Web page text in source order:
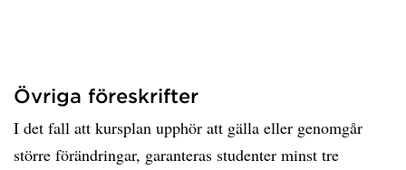
Övriga föreskrifter
I det fall att kursplan upphör att gälla eller genomgår
större förändringar, garanteras studenter minst tre